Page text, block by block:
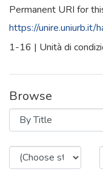
Permanent URI for
https://
1-16 | Unità di
Browse
Browsing